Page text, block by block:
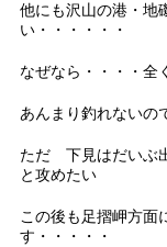
他にも沢山の港・地
い・・・・・・
なぜなら・・・・
あんまり釣れない
ただ 下見はだいぶ
と攻めたい
この後も足摺岬方面
す・・・・・